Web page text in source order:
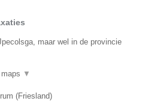
maar wel in de provincie
▼
(Friesland)